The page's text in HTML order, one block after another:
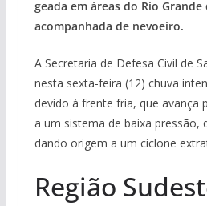
geada em áreas do Rio Grande
acompanhada de nevoeiro.
A Secretaria de Defesa Civil de
nesta sexta-feira (12) chuva
devido à frente fria, que avança
a um sistema de baixa pressão,
dando origem a um ciclone
Região